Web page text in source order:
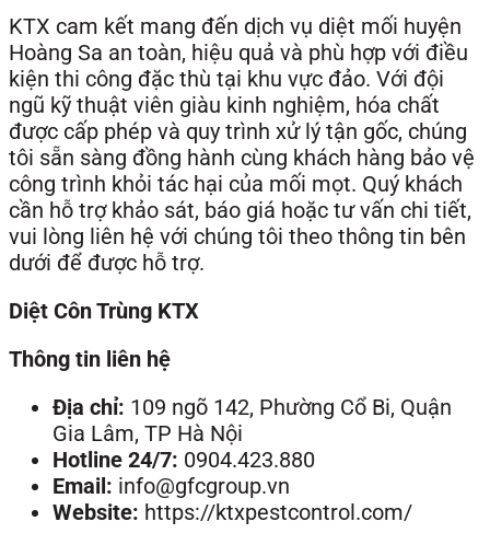
KTX cam kết mang đến dịch vụ diệt mối huyện
Hoàng Sa an toàn, hiệu quả và phù hợp với điều
kiện thi công đặc thù tại khu vực đảo. Với đội
ngũ kỹ thuật viên giàu kinh nghiệm, hóa chất
được cấp phép và quy trình xử lý tận gốc, chúng
tôi sẵn sàng đồng hành cùng khách hàng bảo vệ
công trình khỏi tác hại của mối mọt. Quý khách
cần hỗ trợ khảo sát, báo giá hoặc tư vấn chi tiết,
vui lòng liên hệ với chúng tôi theo thông tin bên
dưới để được hỗ trợ.
Diệt Côn Trùng KTX
Thông tin liên hệ
Địa chỉ: 109 ngõ 142, Phường Cổ Bi, Quận
Gia Lâm, TP Hà Nội
Hotline 24/7: 0904.423.880
Email: info@gfcgroup.vn
Website: https://ktxpestcontrol.com/